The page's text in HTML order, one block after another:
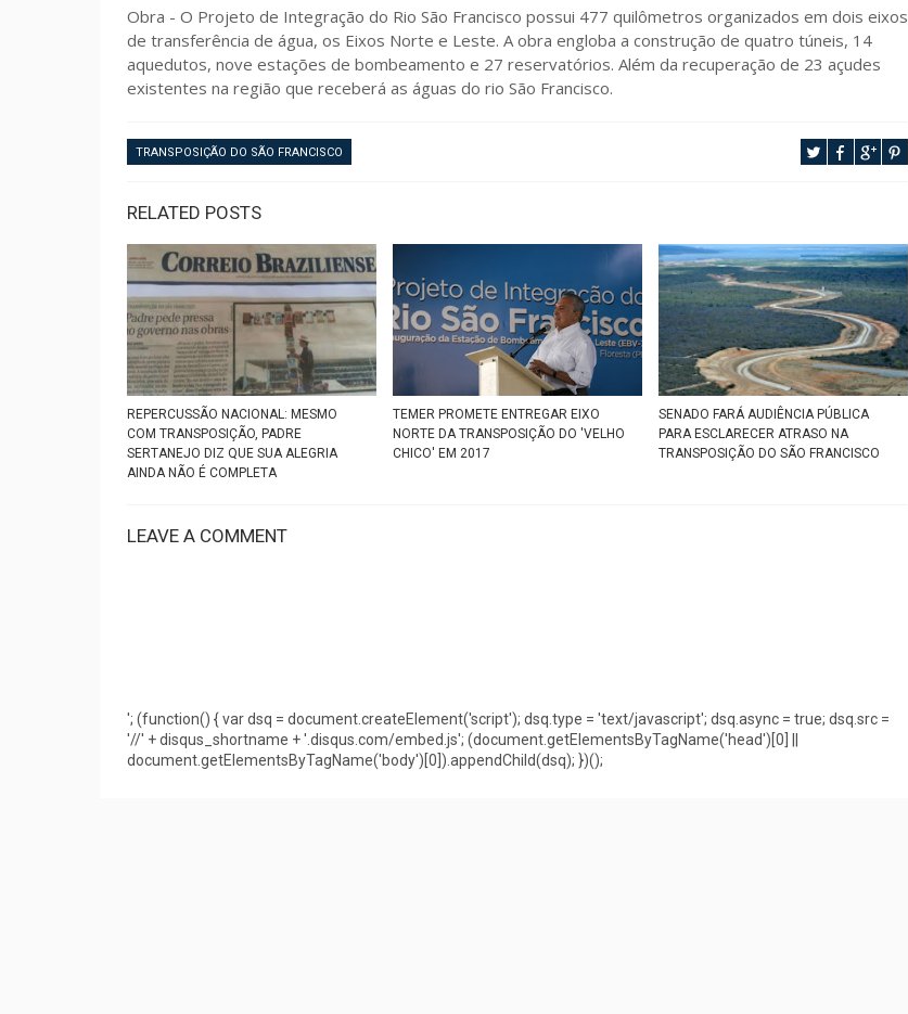
Obra - O Projeto de Integração do Rio São Francisco possui 477 quilômetros organizados em dois eixos
de transferência de água, os Eixos Norte e Leste. A obra engloba a construção de quatro túneis, 14
aquedutos, nove estações de bombeamento e 27 reservatórios. Além da recuperação de 23 açudes
existentes na região que receberá as águas do rio São Francisco.
TRANSPOSIÇÃO DO SÃO FRANCISCO
RELATED POSTS
REPERCUSSÃO NACIONAL: MESMO
COM TRANSPOSIÇÃO, PADRE
SERTANEJO DIZ QUE SUA ALEGRIA
AINDA NÃO É COMPLETA
TEMER PROMETE ENTREGAR EIXO
NORTE DA TRANSPOSIÇÃO DO 'VELHO
CHICO' EM 2017
SENADO FARÁ AUDIÊNCIA PÚBLICA
PARA ESCLARECER ATRASO NA
TRANSPOSIÇÃO DO SÃO FRANCISCO
LEAVE A COMMENT
'; (function() { var dsq = document.createElement('script'); dsq.type = 'text/javascript'; dsq.async = true; dsq.src =
'//' + disqus_shortname + '.disqus.com/embed.js'; (document.getElementsByTagName('head')[0] ||
document.getElementsByTagName('body')[0]).appendChild(dsq); })();